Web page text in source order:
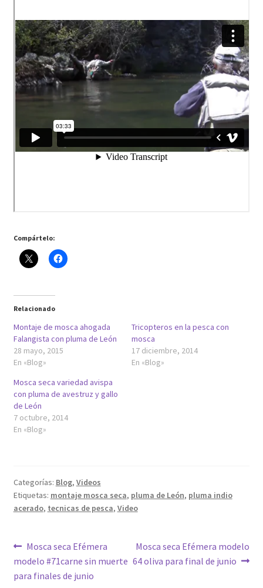
Compártelo:
Relacionado
Montaje de mosca ahogada
Falangista con pluma de León
28 mayo, 2015
En «Blog»
Tricopteros en la pesca con
mosca
17 diciembre, 2014
En «Blog»
Mosca seca variedad avispa
con pluma de avestruz y gallo
de León
7 octubre, 2014
En «Blog»
Categorías: Blog, Videos
Etiquetas: montaje mosca seca, pluma de León, pluma indio
acerado, tecnicas de pesca, Video
Navegación
de
Anterior:
Mosca seca Efémera
modelo #71carne sin muerte
para finales de junio
Siguiente:
Mosca seca Efémera modelo
64 oliva para final de junio